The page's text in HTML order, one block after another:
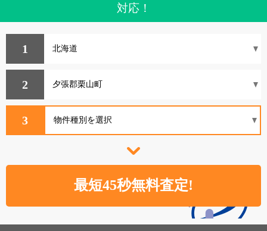
対応！
1
2
3